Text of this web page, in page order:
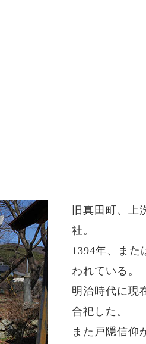
旧真田町、
社。
1394年、また
われている。
明治時代に現
合祀した。
また戸隠信仰